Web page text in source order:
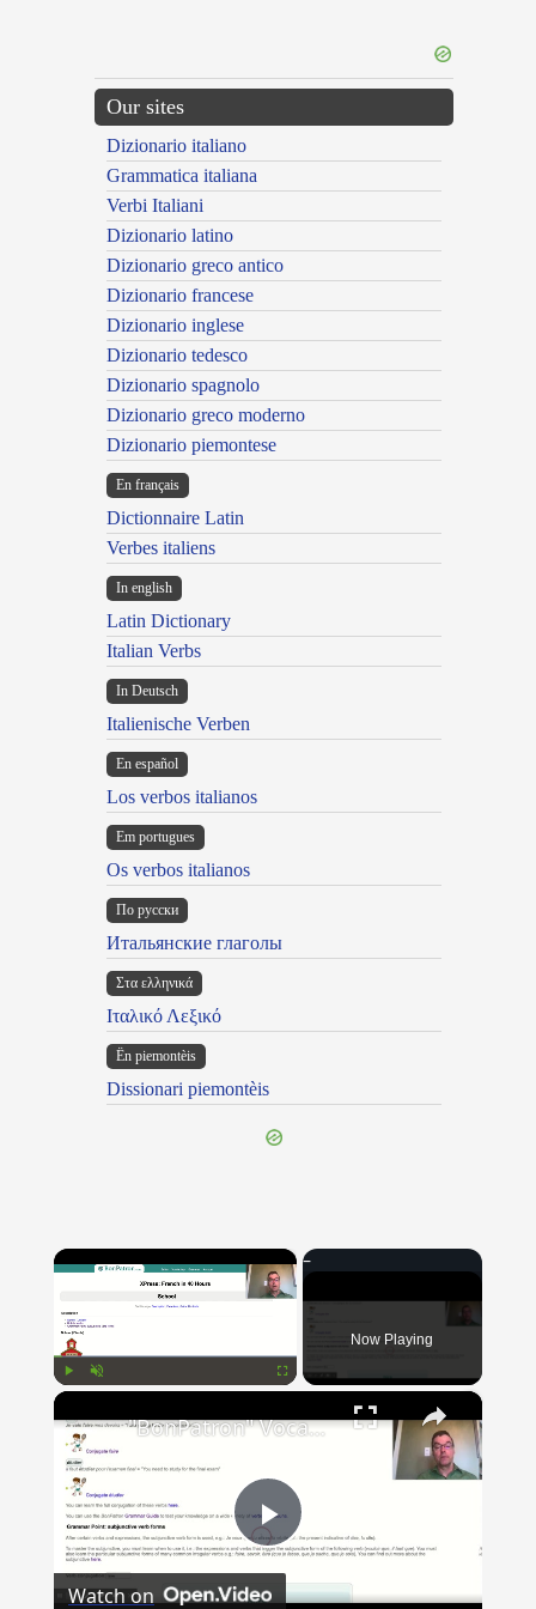
Our sites
Dizionario italiano
Grammatica italiana
Verbi Italiani
Dizionario latino
Dizionario greco antico
Dizionario francese
Dizionario inglese
Dizionario tedesco
Dizionario spagnolo
Dizionario greco moderno
Dizionario piemontese
En français
Dictionnaire Latin
Verbes italiens
In english
Latin Dictionary
Italian Verbs
In Deutsch
Italienische Verben
En español
Los verbos italianos
Em portugues
Os verbos italianos
По русски
Итальянские глаголы
Στα ελληνικά
Ιταλικό Λεξικό
Ën piemontèis
Dissionari piemontèis
×
Now Playing
×
Play
"BonPatron" Vocabulary Guide: School
Watch on